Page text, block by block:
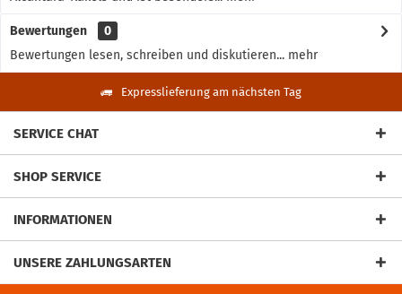
Bewertungen
0
Bewertungen lesen, schreiben und diskutieren... mehr
Expresslieferung am nächsten Tag
SERVICE CHAT
SHOP SERVICE
INFORMATIONEN
UNSERE ZAHLUNGSARTEN